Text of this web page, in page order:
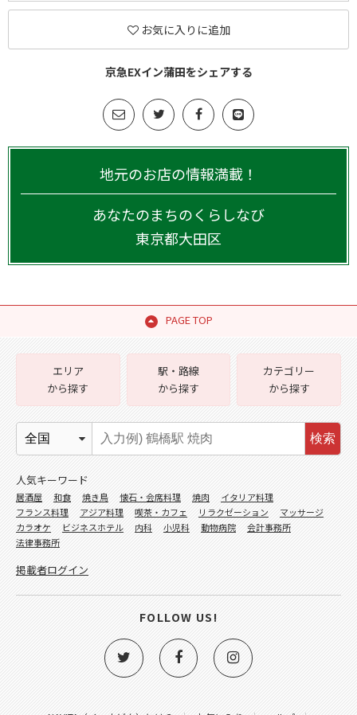
お気に入りに追加
京急EXイン蒲田をシェアする
地元のお店の情報満載！
あなたのまちのくらしなび
東京都大田区
PAGE TOP
エリア
から探す
駅・路線
から探す
カテゴリー
から探す
検索
人気キーワード
居酒屋 和食 焼き鳥 懐石・会席料理 焼肉
イタリア料理
フランス料理
アジア料理 喫茶・カフェ リラクゼーション
マッサージ
カラオケ
ビジネスホテル 内科 小児科 動物病院
会計事務所
法律事務所
掲載者ログイン
FOLLOW US!